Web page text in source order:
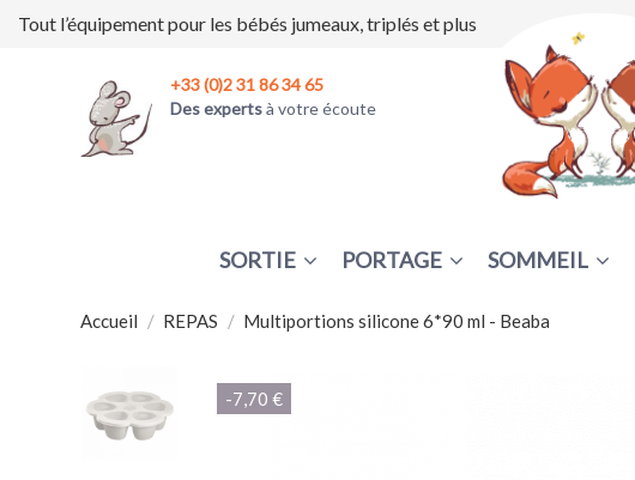
Tout l’équipement pour les bébés jumeaux, triplés et plus
+33 (0)2 31 86 34 65
Des expertsà votre écoute
SORTIE PORTAGE SOMMEIL
Accueil REPAS Multiportions silicone 6*90 ml - Beaba
-7,70 €